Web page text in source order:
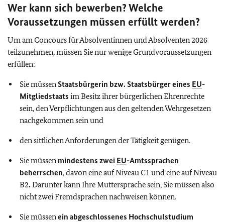
Wer kann sich bewerben? Welche
Voraussetzungen müssen erfüllt werden?
Um am Concours für Absolventinnen und Absolventen 2026
teilzunehmen, müssen Sie nur wenige Grundvoraussetzungen
erfüllen:
Sie müssen Staatsbürgerin bzw. Staatsbürger eines EU-
Mitgliedstaats im Besitz ihrer bürgerlichen Ehrenrechte
sein, den Verpflichtungen aus den geltenden Wehrgesetzen
nachgekommen sein und
den sittlichen Anforderungen der Tätigkeit genügen.
Sie müssen mindestens zwei EU-Amtssprachen
beherrschen, davon eine auf Niveau C1 und eine auf Niveau
B2. Darunter kann Ihre Muttersprache sein, Sie müssen also
nicht zwei Fremdsprachen nachweisen können.
Sie müssen ein abgeschlossenes Hochschulstudium